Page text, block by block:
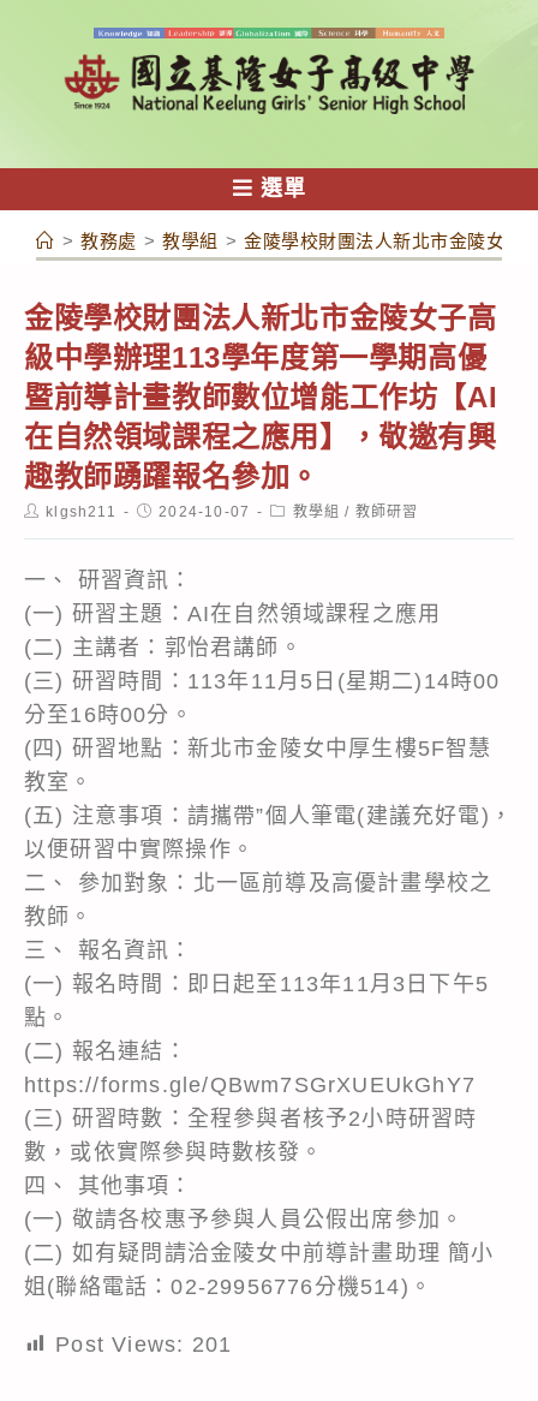
容
選單
> 教務處 > 教學組 > 金陵學校財團法人新北市金陵女子
金陵學校財團法人新北市金陵女子高
級中學辦理113學年度第一學期高優
暨前導計畫教師數位增能工作坊【AI
在自然領域課程之應用】，敬邀有興
趣教師踴躍報名參加。
Postklgsh211
Post2024-10-07
Post教學組 / 教師研習
一、 研習資訊：
(一) 研習主題：AI在自然領域課程之應用
(二) 主講者：郭怡君講師。
(三) 研習時間：113年11月5日(星期二)14時00
分至16時00分。
(四) 研習地點：新北市金陵女中厚生樓5F智慧
教室。
(五) 注意事項：請攜帶”個人筆電(建議充好電)，
以便研習中實際操作。
二、 參加對象：北一區前導及高優計畫學校之
教師。
三、 報名資訊：
(一) 報名時間：即日起至113年11月3日下午5
點。
(二) 報名連結：
https://forms.gle/QBwm7SGrXUEUkGhY7
(三) 研習時數：全程參與者核予2小時研習時
數，或依實際參與時數核發。
四、 其他事項：
(一) 敬請各校惠予參與人員公假出席參加。
(二) 如有疑問請洽金陵女中前導計畫助理 簡小
姐(聯絡電話：02-29956776分機514)。
Post Views: 201